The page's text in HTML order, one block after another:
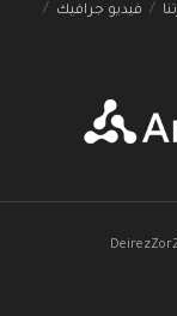
فيديو جرافيك